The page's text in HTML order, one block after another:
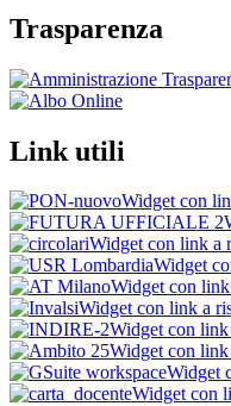
Trasparenza
Link utili
Widget con
Widget con link a
Widget
Widget con link
Widget con link a
Widget con link
Widget con link
Widget
Widget con